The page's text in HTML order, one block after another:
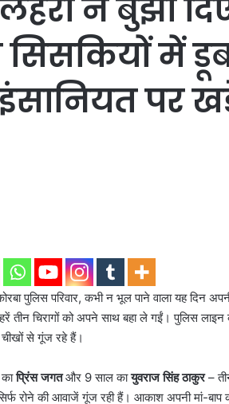
ने बुझा
में
पर
पुलिस परिवार, कभी न भूल पाने वाला यह दिन
तीन चिरागों को अपने साथ बहा ले गईं। पुलिस
से गूंज रहे हैं।
काप्रिंस जगतऔर 9 साल कायुवराज सिंह ठाकुर–
रोने की आवाजें गूंज रही हैं। आकाश अपनी मां-बाप